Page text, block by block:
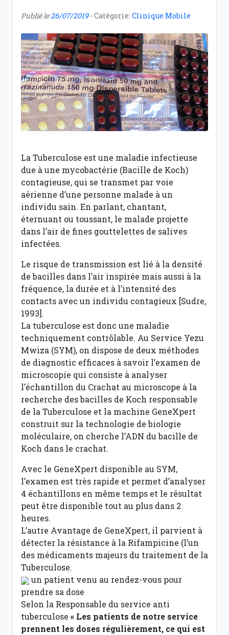
Publié le26/07/2019 - Catégorie: Clinique Mobile
La Tuberculose est une maladie infectieuse
due à une mycobactérie (Bacille de Koch)
contagieuse, qui se transmet par voie
aérienne d’une personne malade à un
individu sain. En parlant, chantant,
éternuant ou toussant, le malade projette
dans l’air de fines gouttelettes de salives
infectées.
Le risque de transmission est lié à la densité
de bacilles dans l’air inspirée mais aussi à la
fréquence, la durée et à l’intensité des
contacts avec un individu contagieux [Sudre,
1993].
La tuberculose est donc une maladie
techniquement contrôlable. Au Service Yezu
Mwiza (SYM), on dispose de deux méthodes
de diagnostic efficaces à savoir l’examen de
microscopie qui consiste à analyser
l’échantillon du Crachat au microscope à la
recherche des bacilles de Koch responsable
de la Tuberculose et la machine GeneXpert
construit sur la technologie de biologie
moléculaire, on cherche l’ADN du bacille de
Koch dans le crachat.
Avec le GeneXpert disponible au SYM,
l’examen est très rapide et permet d’analyser
4 échantillons en même temps et le résultat
peut être disponible tout au plus dans 2
heures.
L’autre Avantage de GeneXpert, il parvient à
détecter la résistance à la Rifampicine (l’un
des médicaments majeurs du traitement de la
Tuberculose.
un patient venu au rendez-vous pour
prendre sa dose
Selon la Responsable du service anti
tuberculose « Les patients de notre service
prennent les doses régulièrement, ce qui est